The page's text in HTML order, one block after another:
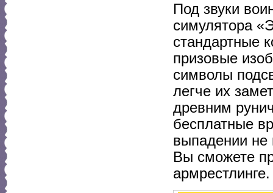
Под звуки
симулятора
стандартные
призовые
символы
легче их
древним
бесплатные
выпадении не
Вы сможете
армрестлинге.